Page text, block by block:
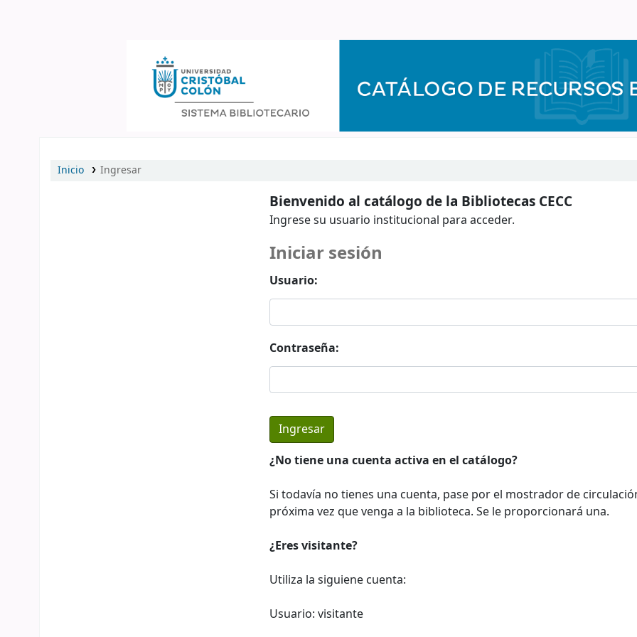
Inicio Ingresar
Bienvenido al catálogo de la Bibliotecas CECC
Ingrese su usuario institucional para acceder.
Iniciar sesión
Usuario:
Contraseña:
¿No tiene una cuenta activa en el catálogo?
Si todavía no tienes una cuenta, pase por el mostrador de
próxima vez que venga a la biblioteca. Se le proporcionará una.
¿Eres visitante?
Utiliza la siguiene cuenta:
Usuario: visitante